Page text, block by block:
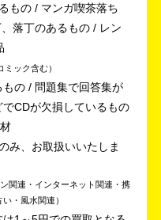
もの / マンガ喫茶落ち
落丁のあるもの / レン
ミック含む
の / 問題集で回答集が
CDが欠損しているもの
み、お取扱いいたしま
関連・インターネット関連・携
い・風水関連